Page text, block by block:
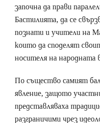
започна да прави
Бастилията, да се
познати и учители на
които да споделят
носителя на народната
По същество самият
явление, защото
представляваха
разграничими чрез